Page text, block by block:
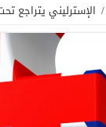
/ الإسترليني يتراجع